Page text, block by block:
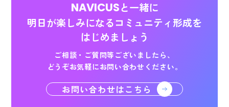
NAVICUSと一緒に
明日が楽しみになるコミュニティ形成を
はじめましょう
ご相談・ご質問等ございましたら、
どうぞお気軽にお問い合わせください。
お問い合わせはこちら